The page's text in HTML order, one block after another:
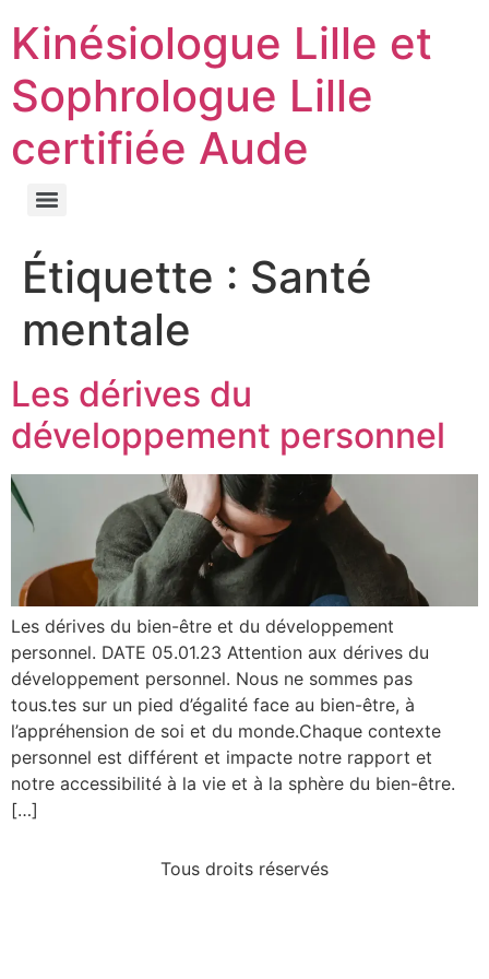
Kinésiologue Lille et
Sophrologue Lille
certifiée Aude
Étiquette : Santé
mentale
Les dérives du
développement personnel
Les dérives du bien-être et du développement
personnel. DATE 05.01.23 Attention aux dérives du
développement personnel. Nous ne sommes pas
tous.tes sur un pied d’égalité face au bien-être, à
l’appréhension de soi et du monde.Chaque contexte
personnel est différent et impacte notre rapport et
notre accessibilité à la vie et à la sphère du bien-être.
[…]
Tous droits réservés